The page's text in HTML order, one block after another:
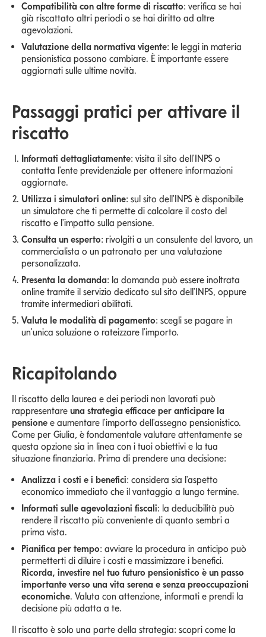
Compatibilità con altre forme di riscatto: verifica se hai
già riscattato altri periodi o se hai diritto ad altre
agevolazioni.
Valutazione della normativa vigente: le leggi in materia
pensionistica possono cambiare. È importante essere
aggiornati sulle ultime novità.
Passaggi pratici per attivare il
riscatto
Informati dettagliatamente: visita il sito dell'INPS o
contatta l'ente previdenziale per ottenere informazioni
aggiornate.
Utilizza i simulatori online: sul sito dell'INPS è disponibile
un simulatore che ti permette di calcolare il costo del
riscatto e l'impatto sulla pensione.
Consulta un esperto: rivolgiti a un consulente del lavoro, un
commercialista o un patronato per una valutazione
personalizzata.
Presenta la domanda: la domanda può essere inoltrata
online tramite il servizio dedicato sul sito dell'INPS, oppure
tramite intermediari abilitati.
Valuta le modalità di pagamento: scegli se pagare in
un'unica soluzione o rateizzare l'importo.
Ricapitolando
Il riscatto della laurea e dei periodi non lavorati può
rappresentare una strategia efficace per anticipare la
pensione e aumentare l'importo dell'assegno pensionistico.
Come per Giulia, è fondamentale valutare attentamente se
questa opzione sia in linea con i tuoi obiettivi e la tua
situazione finanziaria. Prima di prendere una decisione:
Analizza i costi e i benefici: considera sia l'aspetto
economico immediato che il vantaggio a lungo termine.
Informati sulle agevolazioni fiscali: la deducibilità può
rendere il riscatto più conveniente di quanto sembri a
prima vista.
Pianifica per tempo: avviare la procedura in anticipo può
permetterti di diluire i costi e massimizzare i benefici.
Ricorda, investire nel tuo futuro pensionistico è un passo
importante verso una vita serena e senza preoccupazioni
economiche. Valuta con attenzione, informati e prendi la
decisione più adatta a te.
Il riscatto è solo una parte della strategia: scopri come la